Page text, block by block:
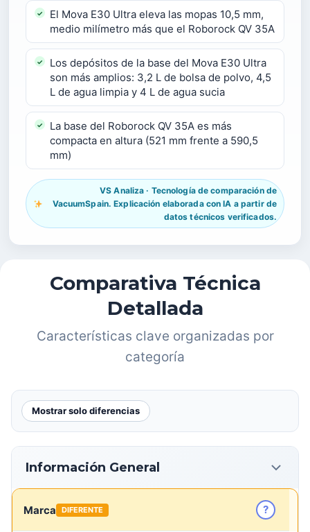
El Mova E30 Ultra eleva las mopas 10,5 mm,
medio milímetro más que el Roborock QV 35A
Los depósitos de la base del Mova E30 Ultra
son más amplios: 3,2 L de bolsa de polvo, 4,5
L de agua limpia y 4 L de agua sucia
La base del Roborock QV 35A es más
compacta en altura (521 mm frente a 590,5
mm)
VS Analiza · Tecnología de comparación de
VacuumSpain. Explicación elaborada con IA a partir de
datos técnicos verificados.
Comparativa Técnica
Detallada
Características clave organizadas por
categoría
Mostrar solo diferencias
Información General
Marca DIFERENTE ?